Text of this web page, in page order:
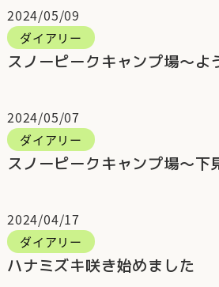
スノーピークキャンプ場～よ
2024/05/09
ダイアリー
スノーピークキャンプ場～下
2024/05/07
ダイアリー
ハナミズキ咲き始めました
2024/04/17
ダイアリー